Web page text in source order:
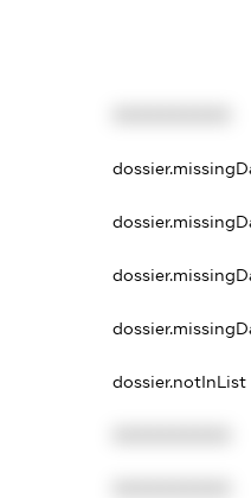
dossier.notInList